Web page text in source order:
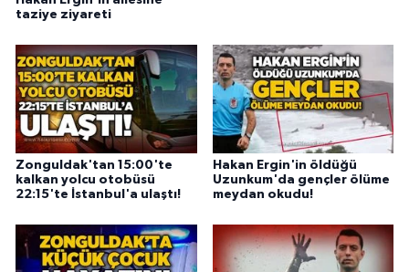
taziye ziyareti
Zonguldak'tan 15:00'te
kalkan yolcu otobüsü
22:15'te İstanbul'a ulaştı!
Hakan Ergin'in öldüğü
Uzunkum'da gençler ölüme
meydan okudu!